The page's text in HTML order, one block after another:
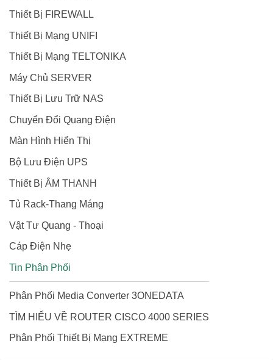
Thiết Bị FIREWALL
Thiết Bị Mạng UNIFI
Thiết Bị Mạng TELTONIKA
Máy Chủ SERVER
Thiết Bị Lưu Trữ NAS
Chuyển Đổi Quang Điện
Màn Hình Hiển Thị
Bộ Lưu Điện UPS
Thiết Bị ÂM THANH
Tủ Rack-Thang Máng
Vật Tư Quang - Thoại
Cáp Điện Nhẹ
Tin Phân Phối
Phân Phối Media Converter 3ONEDATA
TÌM HIỂU VỀ ROUTER CISCO 4000 SERIES
Phân Phối Thiết Bị Mạng EXTREME